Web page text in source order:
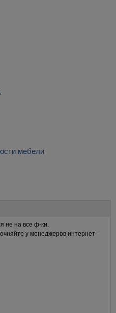
мебели
не на все ф-ки.
у менеджеров интернет-